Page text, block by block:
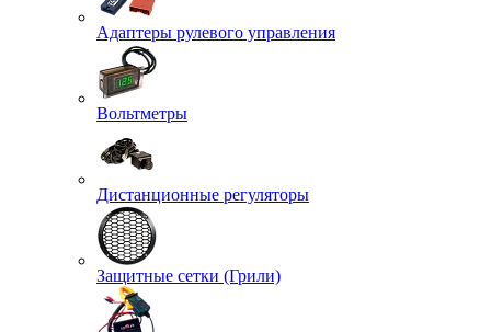
Адаптеры рулевого управления
Вольтметры
Дистанционные регуляторы
Защитные сетки (Грили)